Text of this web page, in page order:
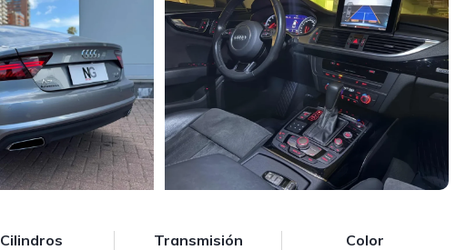
Cilindros
Transmisión
Color